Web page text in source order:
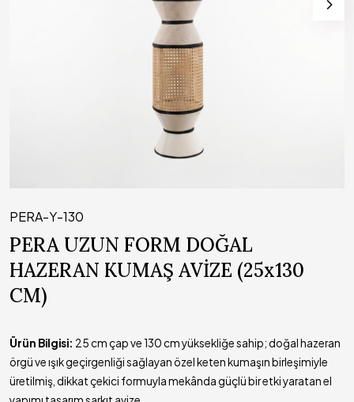
PERA-Y-130
PERA UZUN FORM DOĞAL
HAZERAN KUMAŞ AVİZE (25x130
CM)
Ürün Bilgisi: 25 cm çap ve 130 cm yüksekliğe sahip; doğal hazeran
örgü ve ışık geçirgenliği sağlayan özel keten kumaşın birleşimiyle
üretilmiş, dikkat çekici formuyla mekânda güçlü bir etki yaratan el